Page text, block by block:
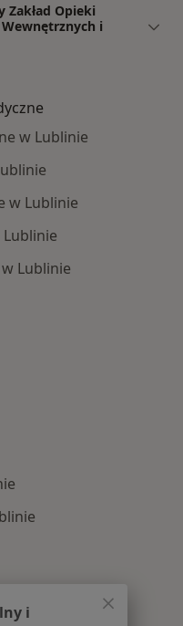
Zakład Opieki
i
w Lublinie
w Lublinie
Lublinie
pobliżu
i